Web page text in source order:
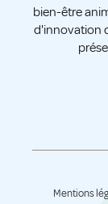
bien-être
d'innovation
Mentions